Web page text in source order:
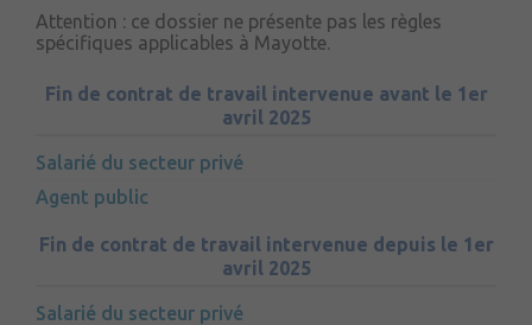
Attention : ce dossier ne présente pas les règles
spécifiques applicables à Mayotte.
Fin de contrat de travail intervenue avant le 1er
avril 2025
Salarié du secteur privé
Agent public
Fin de contrat de travail intervenue depuis le 1er
avril 2025
Salarié du secteur privé